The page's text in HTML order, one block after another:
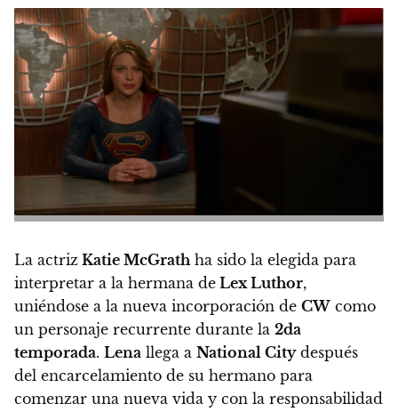
La actriz Katie McGrathha sido la elegida para
interpretar a la hermana de Lex Luthor,
uniéndose a la nueva incorporación de CW como
un personaje recurrente durante la 2da
temporada. Lena llega a National Citydespués
del encarcelamiento de su hermano para
comenzar una nueva vida y con la responsabilidad